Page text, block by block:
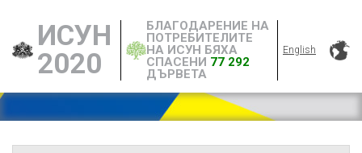
ИСУН
2020
БЛАГОДАРЕНИЕ НА
ПОТРЕБИТЕЛИТЕ
НА ИСУН БЯХА
СПАСЕНИ 77 292
ДЪРВЕТА
English